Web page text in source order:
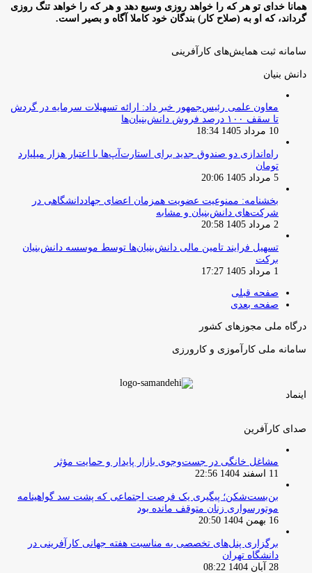
همانا خدای تو هر که را خواهد روزی وسیع دهد و هر که را خواهد تنگ روزی
گرداند، که او به (صلاح کار) بندگان خود کاملا آگاه و بصیر است.
سامانه ثبت همایش‌های کارآفرینی
دانش‌ بنیان‌
معاون علمی رئیس‌جمهور خبر داد: ارائه تسهیلات سرمایه در گردش
تا سقف ۱۰۰ درصد فروش دانش‌بنیان‌ها
10 مرداد 1405 18:34
راه‌اندازی دو صندوق جدید برای استارت‌آپ‌ها با اعتبار هزار میلیارد
تومان
5 مرداد 1405 20:06
بخشنامه: ممنوعیت عضویت همزمان اعضای جهاددانشگاهی در
شرکت‌های دانش‌بنیان و مشابه
2 مرداد 1405 20:58
تسهیل فرایند تامین مالی دانش‌بنیان‌ها توسط موسسه دانش‌بنیان
برکت
1 مرداد 1405 17:27
صفحه قبلی
صفحه بعدی
درگاه ملی مجوزهای کشور
سامانه ملی کارآموزی و کارورزی
اینماد
صدای کارآفرین
مشاغل خانگی در جست‌وجوی بازار پایدار و حمایت مؤثر
11 اسفند 1404 22:56
بن‌بست‌شکن؛ پیگیری یک فرصت اجتماعی که پشت سد گواهینامه
موتورسواری زنان متوقف مانده بود
16 بهمن 1404 20:50
برگزاری پنل‌های تخصصی به مناسبت هفته جهانی کارآفرینی در
دانشگاه تهران
28 آبان 1404 08:22